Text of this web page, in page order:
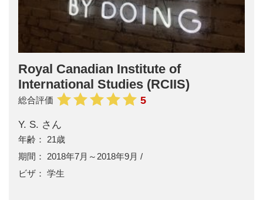
Royal Canadian Institute of
International Studies (RCIIS)
総合評価 5
Y. S. さん
21歳
2018年7月～2018年9月
学生